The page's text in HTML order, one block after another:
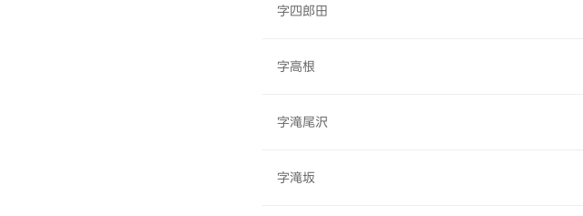
字四郎田
字高根
字滝尾沢
字滝坂